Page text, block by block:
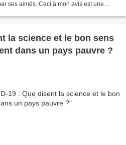
ses aimés. Ceci à mon avis est une
la science et le bon sens
dans un pays pauvre ?